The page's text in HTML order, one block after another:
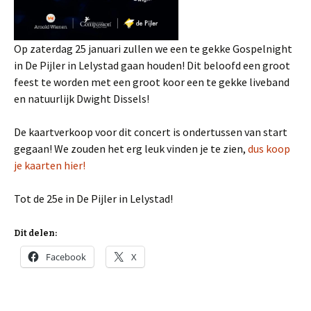
Op zaterdag 25 januari zullen we een te gekke Gospelnight
in De Pijler in Lelystad gaan houden! Dit beloofd een groot
feest te worden met een groot koor een te gekke liveband
en natuurlijk Dwight Dissels!
De kaartverkoop voor dit concert is ondertussen van start
gegaan! We zouden het erg leuk vinden je te zien, dus koop
je kaarten hier!
Tot de 25e in De Pijler in Lelystad!
Dit delen:
Facebook X